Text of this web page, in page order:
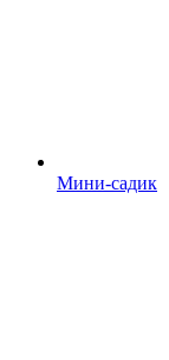
Мини-садик